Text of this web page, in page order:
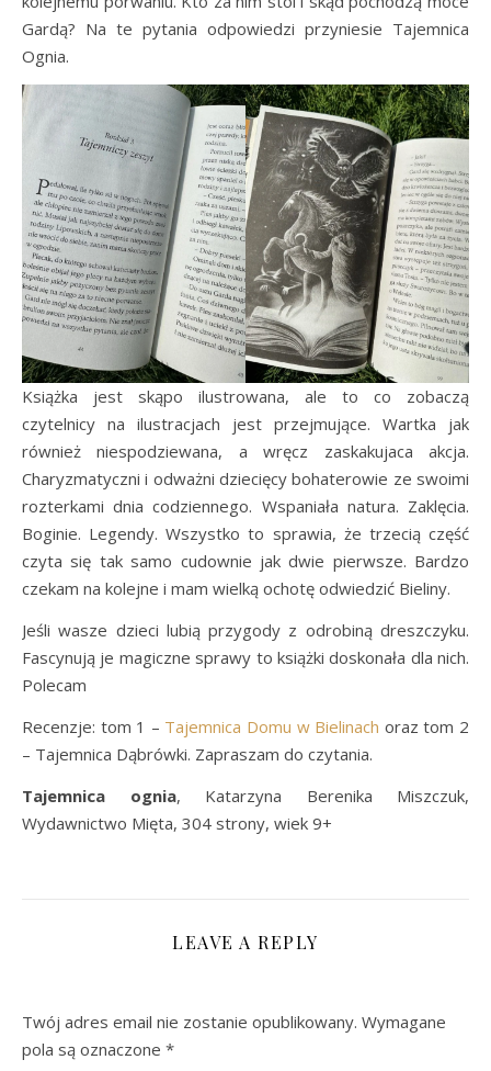
Gardą? Na te pytania odpowiedzi przyniesie Tajemnica
Ognia.
Książka jest skąpo ilustrowana, ale to co zobaczą
czytelnicy na ilustracjach jest przejmujące. Wartka jak
również niespodziewana, a wręcz zaskakujaca akcja.
Charyzmatyczni i odważni dziecięcy bohaterowie ze swoimi
rozterkami dnia codziennego. Wspaniała natura. Zaklęcia.
Boginie. Legendy. Wszystko to sprawia, że trzecią część
czyta się tak samo cudownie jak dwie pierwsze. Bardzo
czekam na kolejne i mam wielką ochotę odwiedzić Bieliny.
Jeśli wasze dzieci lubią przygody z odrobiną dreszczyku.
Fascynują je magiczne sprawy to książki doskonała dla nich.
Polecam
Recenzje: tom 1 – Tajemnica Domu w Bielinach oraz tom 2
– Tajemnica Dąbrówki. Zapraszam do czytania.
Tajemnica ognia, Katarzyna Berenika Miszczuk,
Wydawnictwo Mięta, 304 strony, wiek 9+
LEAVE A REPLY
Twój adres email nie zostanie opublikowany. Wymagane
pola są oznaczone *